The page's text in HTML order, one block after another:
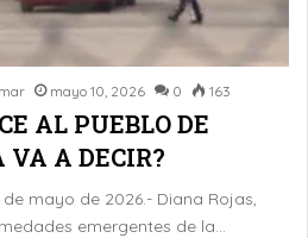
mayo 10, 2026 0 163
AL PUEBLO DE
VA A DECIR?
mayo de 2026.- Diana Rojas,
emergentes de la…